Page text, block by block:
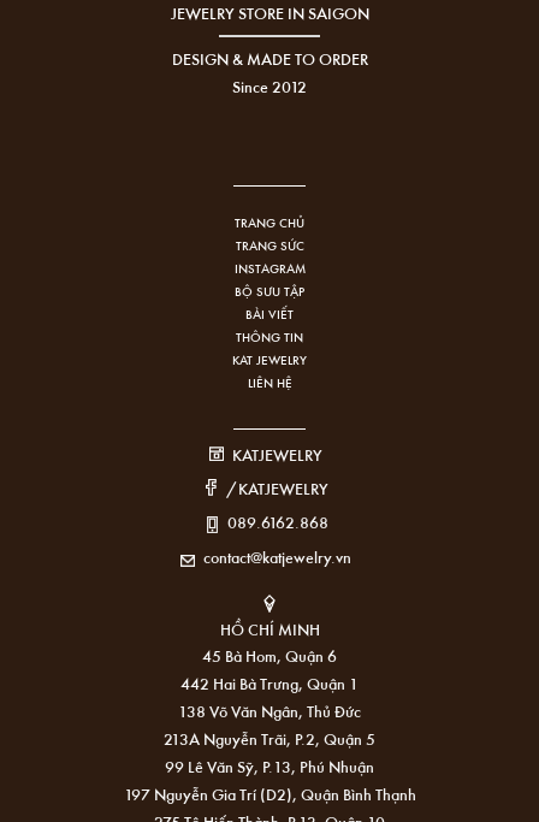
JEWELRY STORE IN SAIGON
DESIGN & MADE TO ORDER
Since 2012
TRANG CHỦ
TRANG SỨC
INSTAGRAM
BỘ SƯU TẬP
BÀI VIẾT
THÔNG TIN
KAT JEWELRY
LIÊN HỆ
KATJEWELRY
/KATJEWELRY
089.6162.868
contact@katjewelry.vn
HỒ CHÍ MINH
45 Bà Hom, Quận 6
442 Hai Bà Trưng, Quận 1
138 Võ Văn Ngân, Thủ Đức
213A Nguyễn Trãi, P.2, Quận 5
99 Lê Văn Sỹ, P.13, Phú Nhuận
197 Nguyễn Gia Trí (D2), Quận Bình Thạnh